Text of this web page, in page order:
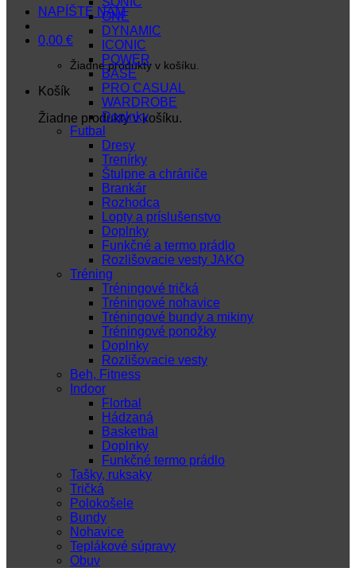
NAPÍŠTE NÁM
0,00 €
Žiadne produkty v košíku.
Košík
Žiadne produkty v košíku.
ONE
DYNAMIC
ICONIC
POWER
BASE
PRO CASUAL
WARDROBE
Doplnky
Futbal
Dresy
Trenírky
Štulpne a chrániče
Brankár
Rozhodca
Lopty a príslušenstvo
Doplnky
Funkčné a termo prádlo
Rozlišovacie vesty JAKO
Tréning
Tréningové tričká
Tréningové nohavice
Tréningové bundy a mikiny
Tréningové ponožky
Doplnky
Rozlišovacie vesty
Beh, Fitness
Indoor
Florbal
Hádzaná
Basketbal
Doplnky
Funkčné termo prádlo
Tašky, ruksaky
Tričká
Polokošele
Bundy
Nohavice
Teplákové súpravy
Obuv